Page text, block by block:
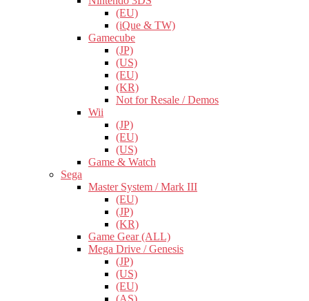
(EU)
(iQue & TW)
Gamecube
(JP)
(US)
(EU)
(KR)
Not for Resale / Demos
Wii
(JP)
(EU)
(US)
Game & Watch
Sega
Master System / Mark III
(EU)
(JP)
(KR)
Game Gear (ALL)
Mega Drive / Genesis
(JP)
(US)
(EU)